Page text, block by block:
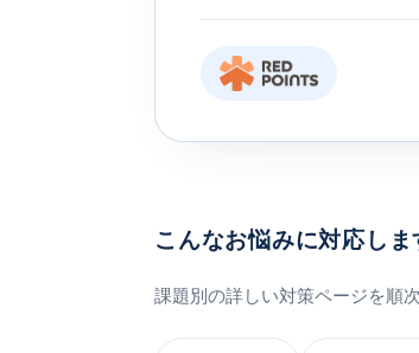
こんなお悩みに対応しま
課題別の詳しい対策ページを順